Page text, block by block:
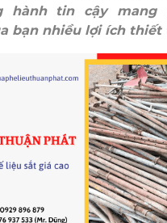
hành tin cậy mang
bạn nhiều lợi ích thiết